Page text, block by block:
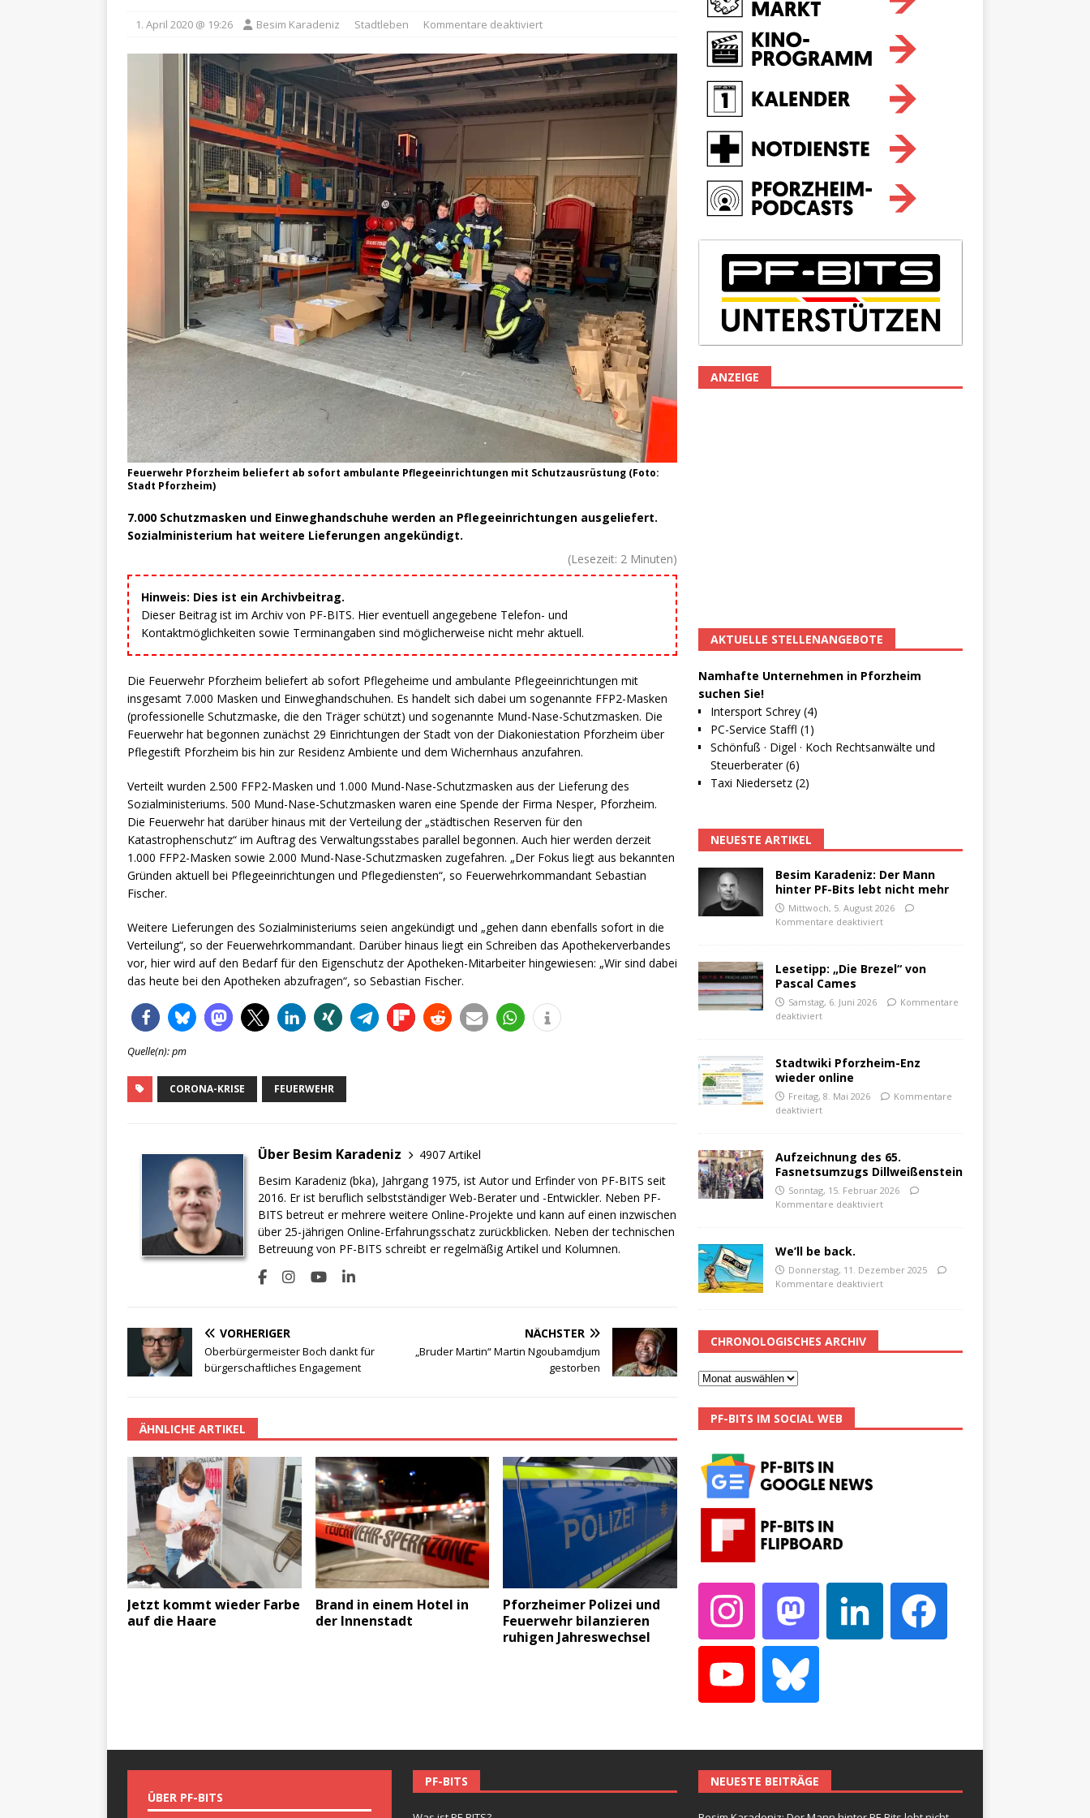
1. April 2020 @ 19:26 Besim Karadeniz Stadtleben Kommentare deaktiviert
Feuerwehr Pforzheim beliefert ab sofort ambulante Pflegeeinrichtungen mit Schutzausrüstung (Foto:
Stadt Pforzheim)
7.000 Schutzmasken und Einweghandschuhe werden an Pflegeeinrichtungen ausgeliefert.
Sozialministerium hat weitere Lieferungen angekündigt.
(Lesezeit: 2 Minuten)
Hinweis: Dies ist ein Archivbeitrag.
Dieser Beitrag ist im Archiv von PF-BITS. Hier eventuell angegebene Telefon- und
Kontaktmöglichkeiten sowie Terminangaben sind möglicherweise nicht mehr aktuell.
Die Feuerwehr Pforzheim beliefert ab sofort Pflegeheime und ambulante Pflegeeinrichtungen mit
insgesamt 7.000 Masken und Einweghandschuhen. Es handelt sich dabei um sogenannte FFP2-Masken
(professionelle Schutzmaske, die den Träger schützt) und sogenannte Mund-Nase-Schutzmasken. Die
Feuerwehr hat begonnen zunächst 29 Einrichtungen der Stadt von der Diakoniestation Pforzheim über
Pflegestift Pforzheim bis hin zur Residenz Ambiente und dem Wichernhaus anzufahren.
Verteilt wurden 2.500 FFP2-Masken und 1.000 Mund-Nase-Schutzmasken aus der Lieferung des
Sozialministeriums. 500 Mund-Nase-Schutzmasken waren eine Spende der Firma Nesper, Pforzheim.
Die Feuerwehr hat darüber hinaus mit der Verteilung der „städtischen Reserven für den
Katastrophenschutz“ im Auftrag des Verwaltungsstabes parallel begonnen. Auch hier werden derzeit
1.000 FFP2-Masken sowie 2.000 Mund-Nase-Schutzmasken zugefahren. „Der Fokus liegt aus bekannten
Gründen aktuell bei Pflegeeinrichtungen und Pflegediensten“, so Feuerwehrkommandant Sebastian
Fischer.
Weitere Lieferungen des Sozialministeriums seien angekündigt und „gehen dann ebenfalls sofort in die
Verteilung“, so der Feuerwehrkommandant. Darüber hinaus liegt ein Schreiben das Apothekerverbandes
vor, hier wird auf den Bedarf für den Eigenschutz der Apotheken-Mitarbeiter hingewiesen: „Wir sind dabei
das heute bei den Apotheken abzufragen“, so Sebastian Fischer.
Quelle(n): pm
CORONA-KRISE FEUERWEHR
Über Besim Karadeniz
4907 Artikel
Besim Karadeniz (bka), Jahrgang 1975, ist Autor und Erfinder von PF-BITS seit
2016. Er ist beruflich selbstständiger Web-Berater und -Entwickler. Neben PF-
BITS betreut er mehrere weitere Online-Projekte und kann auf einen inzwischen
über 25-jährigen Online-Erfahrungsschatz zurückblicken. Neben der technischen
Betreuung von PF-BITS schreibt er regelmäßig Artikel und Kolumnen.
VORHERIGER
Oberbürgermeister Boch dankt für
bürgerschaftliches Engagement
NÄCHSTER
„Bruder Martin“ Martin Ngoubamdjum
gestorben
ÄHNLICHE ARTIKEL
Jetzt kommt wieder Farbe
auf die Haare
Brand in einem Hotel in
der Innenstadt
Pforzheimer Polizei und
Feuerwehr bilanzieren
ruhigen Jahreswechsel
ANZEIGE
AKTUELLE STELLENANGEBOTE
Namhafte Unternehmen in Pforzheim
suchen Sie!
Intersport Schrey (4)
PC-Service Staffl (1)
Schönfuß · Digel · Koch Rechtsanwälte und
Steuerberater (6)
Taxi Niedersetz (2)
NEUESTE ARTIKEL
Besim Karadeniz: Der Mann
hinter PF-Bits lebt nicht mehr
Mittwoch, 5. August 2026
Kommentare deaktiviert
Lesetipp: „Die Brezel“ von
Pascal Cames
Samstag, 6. Juni 2026
Kommentare
deaktiviert
Stadtwiki Pforzheim-Enz
wieder online
Freitag, 8. Mai 2026
Kommentare
deaktiviert
Aufzeichnung des 65.
Fasnetsumzugs Dillweißenstein
Sonntag, 15. Februar 2026
Kommentare deaktiviert
We’ll be back.
Donnerstag, 11. Dezember 2025
Kommentare deaktiviert
CHRONOLOGISCHES ARCHIV
PF-BITS IM SOCIAL WEB
ÜBER PF-BITS
PF-BITS NEUESTE BEITRÄGE